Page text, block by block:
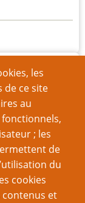
les
de ce site
au
; les
de
du
cookies
et